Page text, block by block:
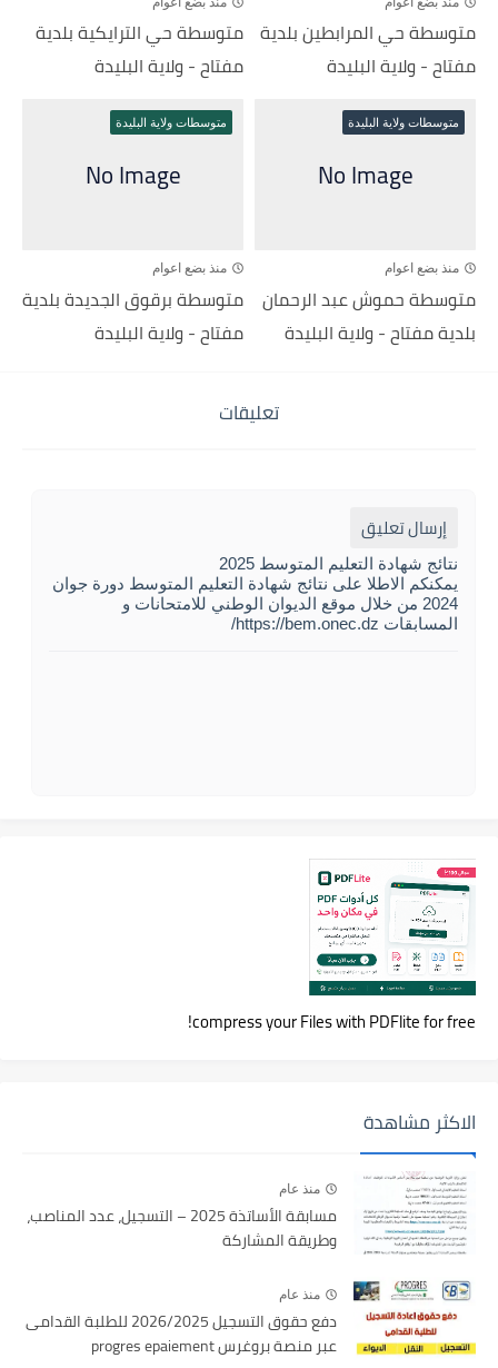
متوسطة حي المرابطين بلدية
مفتاح - ولاية البليدة
متوسطة حي الترايكية بلدية
مفتاح - ولاية البليدة
متوسطات ولاية البليدة
منذ بضع اعوام
متوسطة حموش عبد الرحمان
بلدية مفتاح - ولاية البليدة
متوسطات ولاية البليدة
منذ بضع اعوام
متوسطة برقوق الجديدة بلدية
مفتاح - ولاية البليدة
تعليقات
إرسال تعليق
نتائج شهادة التعليم المتوسط 2025
يمكنكم الاطلا على نتائج شهادة التعليم المتوسط دورة جوان
2024 من خلال موقع الديوان الوطني للامتحانات و
المسابقات https://bem.onec.dz/
compress your Files with PDFlite for free!
الاكثر مشاهدة
منذ عام
مسابقة الأساتذة 2025 – التسجيل، عدد المناصب،
وطريقة المشاركة
منذ عام
دفع حقوق التسجيل 2026/2025 للطلبة القدامى
عبر منصة بروغرس progres epaiement